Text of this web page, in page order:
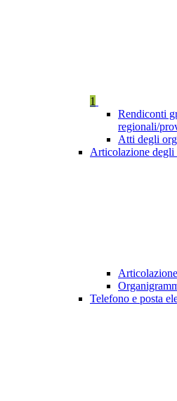
1
Rendiconti
regionali/
Atti degli
Articolazione
Telefono e posta